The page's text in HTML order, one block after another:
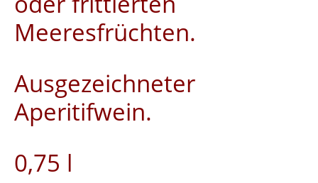
Meeresfrüchten.
Ausgezeichneter
Aperitifwein.
0,75 l